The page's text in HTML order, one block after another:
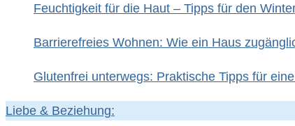
Feuchtigkeit für die Haut – Tipps für den
Barrierefreies Wohnen: Wie ein Haus
Glutenfrei unterwegs: Praktische Tipps für
Liebe & Beziehung: